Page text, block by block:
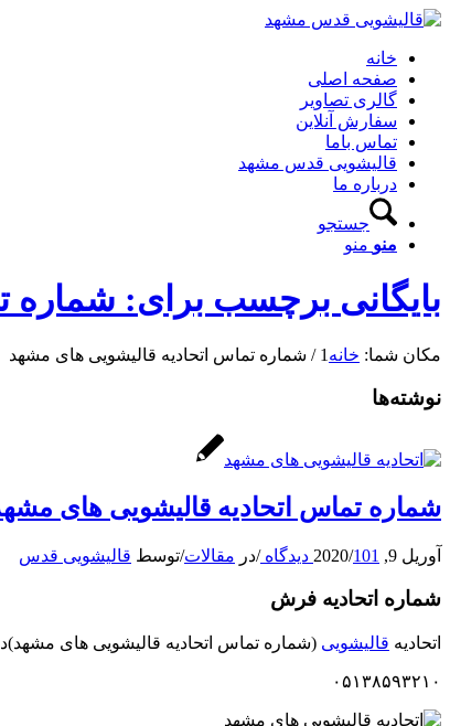
خانه
صفحه اصلی
گالری تصاویر
سفارش آنلاین
تماس باما
قالیشویی قدس مشهد
درباره ما
جستجو
منو منو
بایگانی برچسب برای: شماره
مکان شما: خانه 1
/ شماره تماس اتحادیه قالیشویی های مشهد
نوشته‌ها
شماره تماس اتحادیه قالیشویی های
آوریل 9, 2020 /101 دیدگاه /در مقالات/توسط قالیشویی قدس
شماره اتحادیه فرش
اتحادیه قالیشویی (شماره تماس اتحادیه قالیشویی های
۰۵۱۳۸۵۹۳۲۱۰